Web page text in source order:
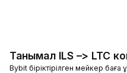
Танымал ILS –> LTC
Bybit біріктірілген мейкер